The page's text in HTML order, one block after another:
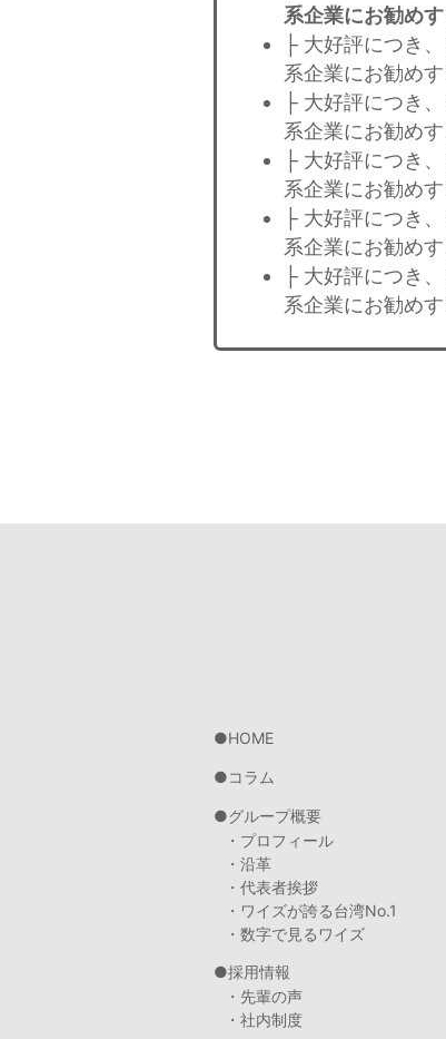
系企業にお勧め
├ 大好評につき
系企業にお勧め
├ 大好評につき
系企業にお勧め
├ 大好評につき
系企業にお勧め
├ 大好評につき
系企業にお勧め
├ 大好評につき
系企業にお勧め
HOME
コラム
グループ概要
・プロフィール
・沿革
・代表者挨拶
・ワイズが誇る台湾No.1
・数字で見るワイズ
採用情報
・先輩の声
・社内制度